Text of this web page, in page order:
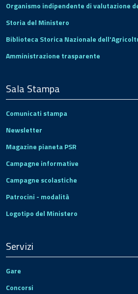
Organismo indipendente di valutazione
Storia del Ministero
Biblioteca Storica Nazionale
Amministrazione trasparente
Sala Stampa
Comunicati stampa
Newsletter
Magazine pianeta PSR
Campagne informative
Campagne scolastiche
Patrocini - modalità
Logotipo del Ministero
Servizi
Gare
Concorsi